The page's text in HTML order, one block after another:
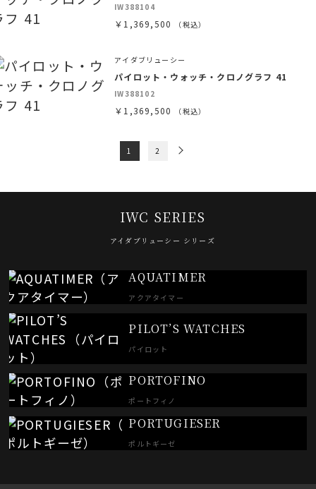
IW388104
￥1,369,500 （税込）
アイダブリューシー
パイロット・ウォッチ・クロノグラフ 41
IW388102
￥1,369,500 （税込）
1 2
IWC SERIES
アイダブリューシー シリーズ
AQUATIMER
アクアタイマー
PILOT’S WATCHES
パイロット
PORTOFINO
ポートフィノ
PORTUGIESER
ポルトギーゼ